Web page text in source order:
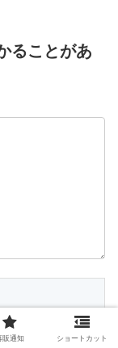
ることがあ
販通知 ショートカット